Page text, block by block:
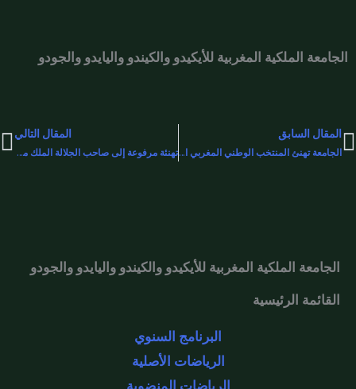
الجامعة الملكية المغربية للأيكيدو والكيندو واليايدو والجودو
Prev
المقال السابق
الجامعة تهنئ المنتخب الوطني المغربي النسوي لكرة القدم بمناسبة تأهل لبؤات الأطلس لدور الستة عشر لكأس العالم للسيدات ، أستراليا ونيوزيلندا 2023
المقال التالي
تهنئة مرفوعة إلى صاحب الجلالة الملك محمد السادس بمناسبة حلول عيد الشباب المجيد
الجامعة الملكية المغربية للأيكيدو والكيندو واليايدو والجودو
القائمة الرئيسية
البرنامج السنوي
الرياضات الأصلية
الرياضات المنضوية